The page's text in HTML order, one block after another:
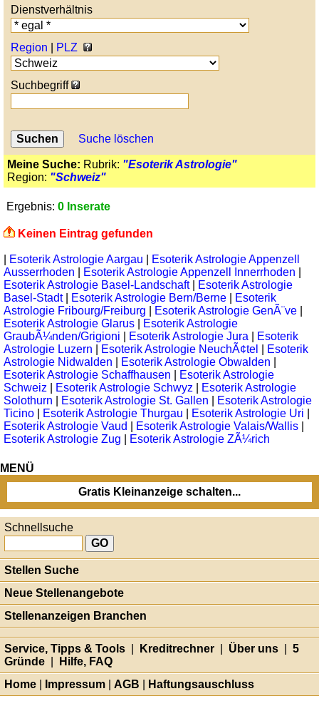
Dienstverhältnis
Region PLZ
Suchbegriff
Suche löschen
Meine Suche: Rubrik: "Esoterik Astrologie"
Region: "Schweiz"
Ergebnis: 0 Inserate
Keinen Eintrag gefunden
Esoterik Astrologie Aargau
Esoterik Astrologie Appenzell
Ausserrhoden
Esoterik Astrologie Appenzell Innerrhoden
Esoterik Astrologie Basel-Landschaft|
Esoterik Astrologie
Basel-Stadt| Esoterik Astrologie Bern/Berne
Esoterik
Astrologie Fribourg/Freiburg
Esoterik Astrologie GenÃ¨ve
Esoterik Astrologie Glarus
Esoterik Astrologie
GraubÃ¼nden/Grigioni
Esoterik Astrologie Jura
Esoterik
Astrologie Luzern
Esoterik Astrologie NeuchÃ¢tel
Esoterik
Astrologie Nidwalden
Esoterik Astrologie Obwalden
Esoterik Astrologie Schaffhausen
Esoterik Astrologie
Schweiz
Esoterik Astrologie Schwyz
Esoterik Astrologie
Solothurn
Esoterik Astrologie St. Gallen
Esoterik Astrologie
Ticino
Esoterik Astrologie Thurgau Esoterik Astrologie Uri
Esoterik Astrologie Vaud
Esoterik Astrologie Valais/Wallis
Esoterik Astrologie Zug
Esoterik Astrologie ZÃ¼rich
MENÜ
Gratis Kleinanzeige schalten...
Schnellsuche
Stellen Suche
Neue Stellenangebote
Stellenanzeigen Branchen
Service, Tipps & Tools Kreditrechner Über uns
5
Gründe
Hilfe, FAQ
Home
Impressum AGB Haftungsauschluss